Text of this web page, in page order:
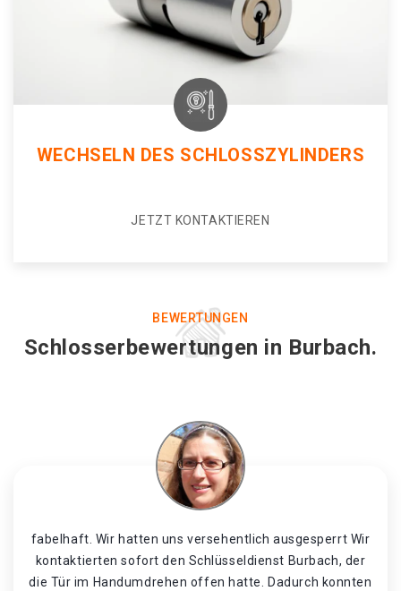
WECHSELN DES SCHLOSSZYLINDERS
JETZT KONTAKTIEREN
BEWERTUNGEN
Schlosserbewertungen in Burbach.
fabelhaft. Wir hatten uns versehentlich ausgesperrt Wir
kontaktierten sofort den Schlüsseldienst Burbach, der
die Tür im Handumdrehen offen hatte. Dadurch konnten